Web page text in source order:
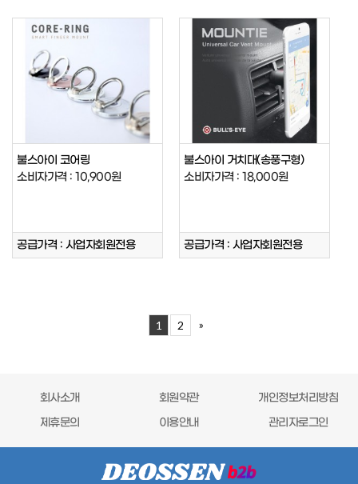
불스아이 코어링
소비자가격 : 10,900원
공급가격 : 사업자회원전용
불스아이 거치대(송풍구형)
소비자가격 : 18,000원
공급가격 : 사업자회원전용
1 2 »
회사소개 회원약관
개인정보처리방침
제휴문의
이용안내 관리자로그인